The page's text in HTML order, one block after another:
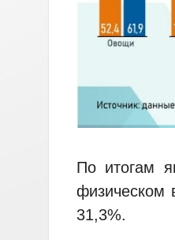
По итогам
физическом
31,3%.